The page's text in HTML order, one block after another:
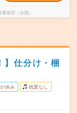
業部（全国）
】仕分け・梱
休み 残業なし